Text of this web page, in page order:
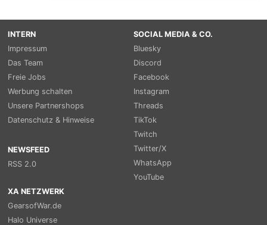
INTERN
Impressum
Das Team
Freie Jobs
Werbung schalten
Unsere Partnershops
Datenschutz & Hinweise
NEWSFEED
RSS 2.0
SOCIAL MEDIA & CO.
Bluesky
Discord
Facebook
Instagram
Threads
TikTok
Twitch
Twitter/X
WhatsApp
YouTube
XA NETZWERK
GearsofWar.de
Halo Universe